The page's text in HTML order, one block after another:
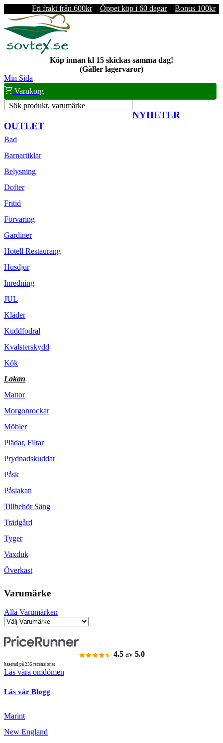
Fri frakt från 600kr Öppet köp i 60 dagar Bonus 100kr
Köp innan kl 15 skickas samma dag!
(Gäller lagervaror)
Min Sida
Varukorg
Sök produkt, varumärke
NYHETER
OUTLET
Bad
Barnartiklar
Belysning
Dofter
Fritid
Förvaring
Gardiner
Hotell Restaurang
Husdjur
Inredning
JUL
Kläder
Kuddfodral
Kvalsterskydd
Kök
Lakan
Mattor
Morgonrockar
Möbler
Plädar, Filtar
Prydnadskuddar
Påsk
Påslakan
Tillbehör Säng
Trädgård
Tyger
Vaxduk
Överkast
Varumärke
Alla Varumärken
4.5 av 5.0
baserad på 235 recensioner
Läs våra omdömen
Läs vår Blogg
Marint
New England